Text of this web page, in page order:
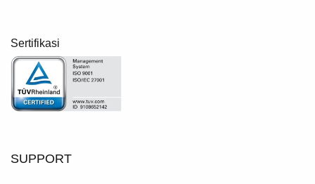
Sertifikasi
SUPPORT